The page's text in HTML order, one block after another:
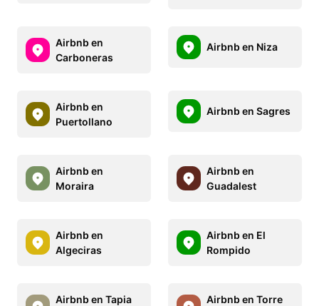
Airbnb en
Carboneras
Airbnb en Niza
Airbnb en
Puertollano
Airbnb en Sagres
Airbnb en
Moraira
Airbnb en
Guadalest
Airbnb en
Algeciras
Airbnb en El
Rompido
Airbnb en Tapia
Airbnb en Torre